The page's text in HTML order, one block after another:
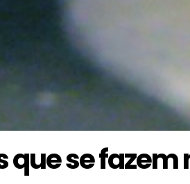
que se